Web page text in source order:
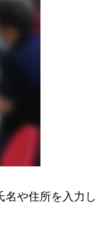
名や住所を入力し